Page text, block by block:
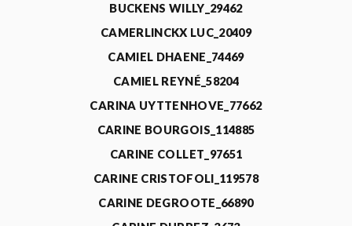
BUCKENS WILLY_29462
CAMERLINCKX LUC_20409
CAMIEL DHAENE_74469
CAMIEL REYNÉ_58204
CARINA UYTTENHOVE_77662
CARINE BOURGOIS_114885
CARINE COLLET_97651
CARINE CRISTOFOLI_119578
CARINE DEGROOTE_66890